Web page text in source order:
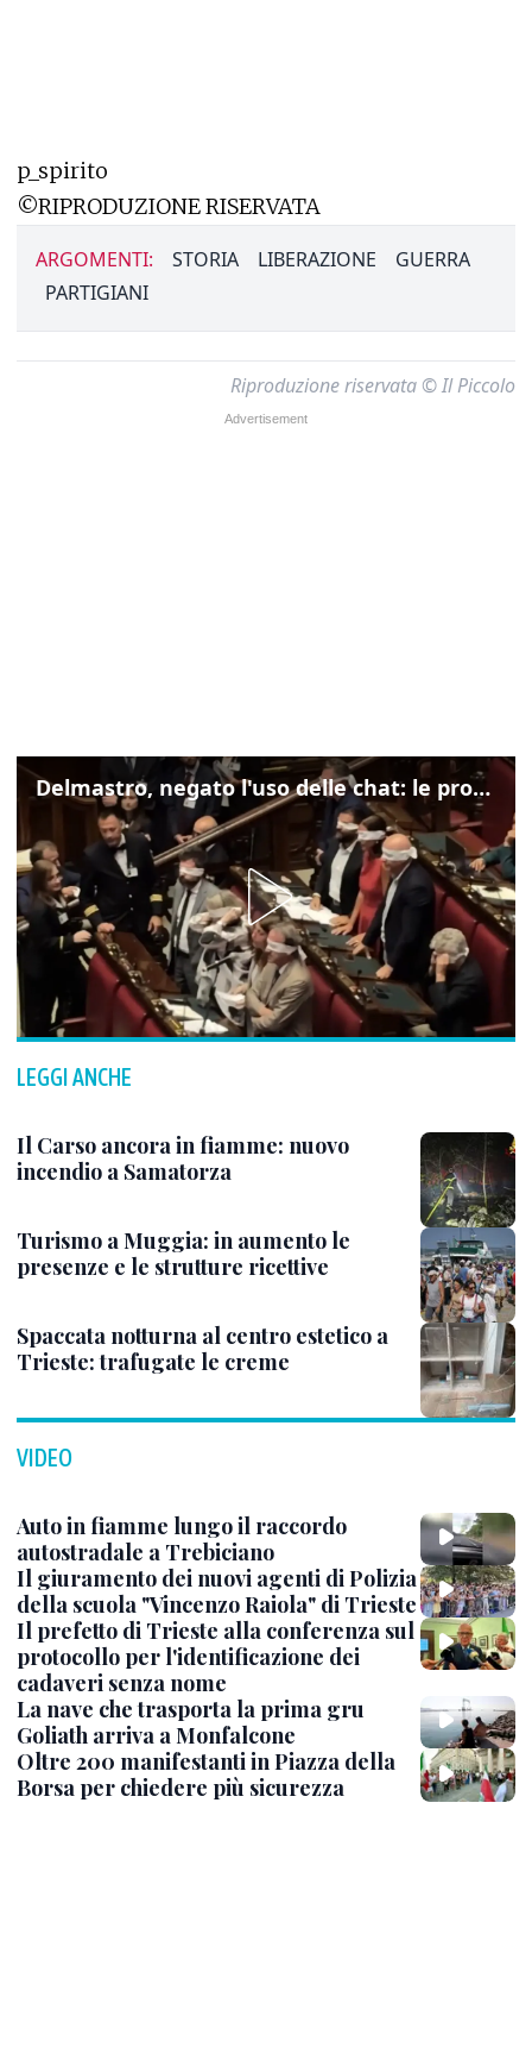
p_spirito
©RIPRODUZIONE RISERVATA
ARGOMENTI: STORIA LIBERAZIONE
GUERRA
PARTIGIANI
Riproduzione riservata © Il Piccolo
Delmastro, negato l'uso delle chat: le proteste di Avs e M5s
LEGGI ANCHE
Il Carso ancora in fiamme: nuovo
incendio a Samatorza
Turismo a Muggia: in aumento le
presenze e le strutture ricettive
Spaccata notturna al centro estetico a
Trieste: trafugate le creme
VIDEO
Auto in fiamme lungo il raccordo
autostradale a Trebiciano
Il giuramento dei nuovi agenti di Polizia
della scuola "Vincenzo Raiola" di Trieste
Il prefetto di Trieste alla conferenza sul
protocollo per l'identificazione dei
cadaveri senza nome
La nave che trasporta la prima gru
Goliath arriva a Monfalcone
Oltre 200 manifestanti in Piazza della
Borsa per chiedere più sicurezza